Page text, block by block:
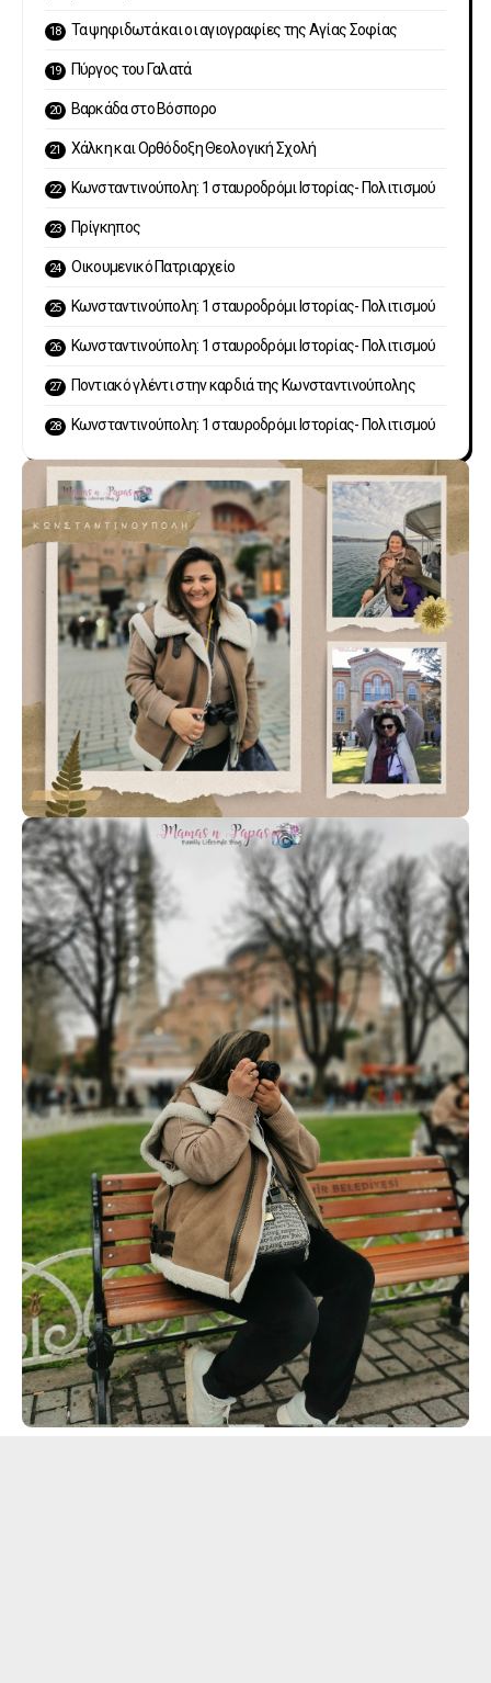
Τα ψηφιδωτά και οι αγιογραφίες της Αγίας Σοφίας
Πύργος του Γαλατά
Βαρκάδα στο Βόσπορο
Χάλκη και Ορθόδοξη Θεολογική Σχολή
Κωνσταντινούπολη: 1 σταυροδρόμι Ιστορίας- Πολιτισμού
Πρίγκηπος
Οικουμενικό Πατριαρχείο
Κωνσταντινούπολη: 1 σταυροδρόμι Ιστορίας- Πολιτισμού
Κωνσταντινούπολη: 1 σταυροδρόμι Ιστορίας- Πολιτισμού
Ποντιακό γλέντι στην καρδιά της Κωνσταντινούπολης
Κωνσταντινούπολη: 1 σταυροδρόμι Ιστορίας- Πολιτισμού